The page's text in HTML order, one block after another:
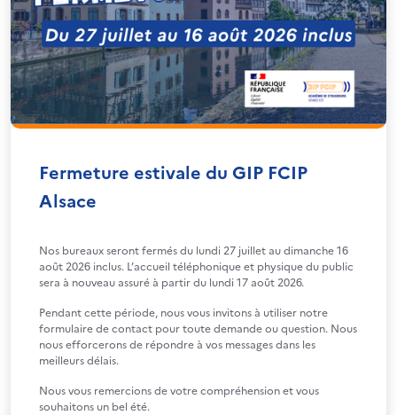
Fermeture estivale du GIP FCIP
Alsace
Nos bureaux seront fermés du lundi 27 juillet au dimanche 16
août 2026 inclus. L’accueil téléphonique et physique du public
sera à nouveau assuré à partir du lundi 17 août 2026.
Pendant cette période, nous vous invitons à utiliser notre
formulaire de contact pour toute demande ou question. Nous
nous efforcerons de répondre à vos messages dans les
meilleurs délais.
Nous vous remercions de votre compréhension et vous
souhaitons un bel été.